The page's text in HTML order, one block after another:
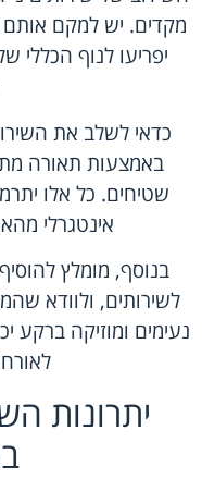
מקדים. יש למקם
יפריעו לנוף הכללי
כדאי לשלב את
באמצעות תאורה
שטיחים. כל אלו
אינטגרלי
בנוסף, מומלץ
לשירותים, ולוודא
נעימים ומוזיקה ברקע
יתרונות